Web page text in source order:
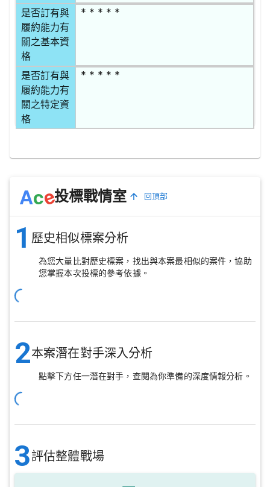
是否訂有與
履約能力有
關之基本資
格
* * * * *
是否訂有與
履約能力有
關之特定資
格
* * * * *
Ace投標戰情室 回頂部
1 歷史相似標案分析
為您大量比對歷史標案，找出與本案最相似的案件，協助
您掌握本次投標的參考依據。
2本案潛在對手深入分析
點擊下方任一潛在對手，查閱為你準備的深度情報分析。
3評估整體戰場